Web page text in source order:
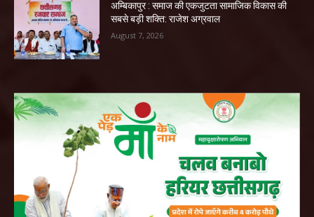
अम्बिकापुर : समाज की एकजुटता सामाजिक विकास की
सबसे बड़ी शक्ति: राजेश अग्रवाल
August 7, 2026